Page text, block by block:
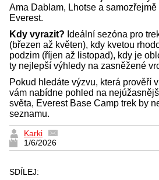
Ama Dablam, Lhotse a
Everest.
Kdy vyrazit? Ideální sezóna pro
(březen až květen), kdy kvetou
podzim (říjen až listopad), kdy je
ty nejlepší výhledy na zasněžené
Pokud hledáte výzvu, která prověří
vám nabídne pohled na
světa, Everest Base Camp trek by
seznamu.
Karki
1/6/2026
SDÍLEJ: